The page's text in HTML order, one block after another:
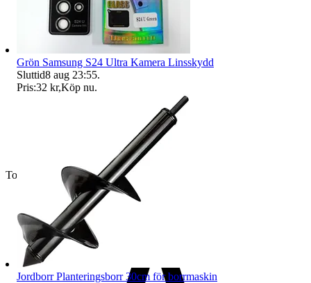
Toppsäljare
Grön Samsung S24 Ultra Kamera Linsskydd
Sluttid8 aug 23:55.
Pris:32 kr,Köp nu.
Jordborr Planteringsborr 30cm för borrmaskin